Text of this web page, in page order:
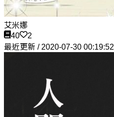
艾米娜
40
2
最近更新 / 2020-07-30 00:19:52